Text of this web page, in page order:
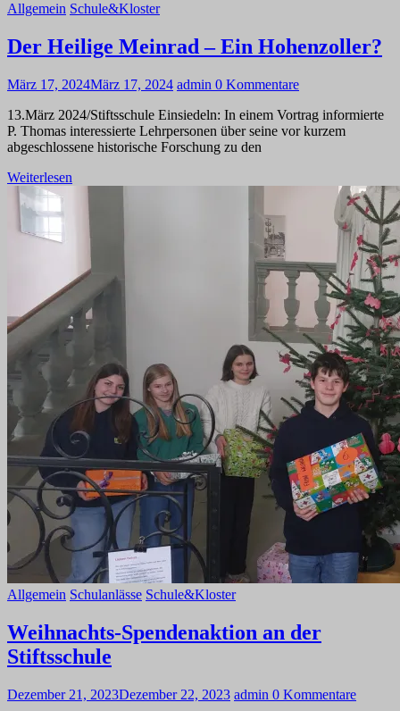
Allgemein Schule&Kloster
Der Heilige Meinrad – Ein Hohenzoller?
März 17, 2024März 17, 2024 admin 0 Kommentare
13.März 2024/Stiftsschule Einsiedeln: In einem Vortrag informierte
P. Thomas interessierte Lehrpersonen über seine vor kurzem
abgeschlossene historische Forschung zu den
Weiterlesen
Allgemein Schulanlässe Schule&Kloster
Weihnachts-Spendenaktion an der
Stiftsschule
Dezember 21, 2023Dezember 22, 2023 admin 0 Kommentare